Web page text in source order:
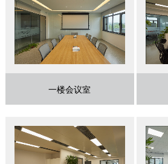
特种设备
一楼会议室